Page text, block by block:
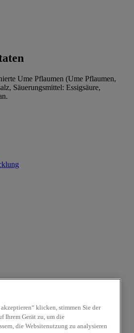
Ume Pflaumen (Ume Pflaumen,
Säuerungsmittel: Essigsäure,
klicken, stimmen Sie der
Ihrem Gerät zu, um die
die Websitenutzung zu analysieren